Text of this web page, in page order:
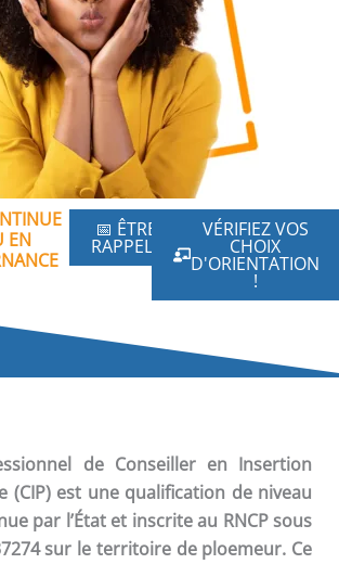
EN
📅 ÊTRE
RAPPELÉ
VÉRIFIEZ VOS
CHOIX
D'ORIENTATION
!
de Conseiller en Insertion
(CIP) est une qualification de niveau
par l’État et inscrite au RNCP sous
sur le territoire de ploemeur. Ce